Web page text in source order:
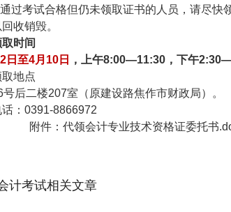
过考试合格但仍未领取证书的人员，请尽
收销毁。
时间
日至4月10日
，上午8:00—11:30，下午
地点
后二楼207室（原建设路焦作市财政局）。
话：0391-8866972
附件： 代领会计专业技术资格证委托书
计考试相关文章